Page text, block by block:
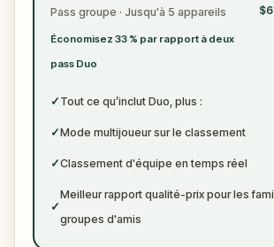
Pass groupe · Jusqu'à 5 appareils
Économisez 33 % par rapport à deux
pass Duo
✓ Tout ce qu’inclut Duo, plus :
✓Mode multijoueur sur le classement
✓Classement d'équipe en temps réel
✓
Meilleur rapport qualité-prix pour les
groupes d'amis